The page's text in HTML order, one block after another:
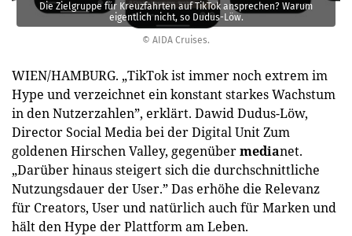
© AIDA Cruises.
Die Zielgruppe für Kreuzfahrten auf TikTok an­sprechen? Warum
eigentlich nicht, so Dudus-Löw.
WIEN/HAMBURG. „TikTok ist immer noch extrem im
Hype und verzeichnet ein konstant starkes Wachstum
in den Nutzerzahlen”, erklärt. Dawid Dudus-Löw,
Director Social Media bei der Digital Unit Zum
goldenen Hirschen Valley, gegenübermedia­net.
„Darüber hinaus steigert sich die durchschnittliche
Nutzungsdauer der User.” Das erhöhe die Relevanz
für Creators, User und natürlich auch für Marken und
hält den Hype der Plattform am Leben.